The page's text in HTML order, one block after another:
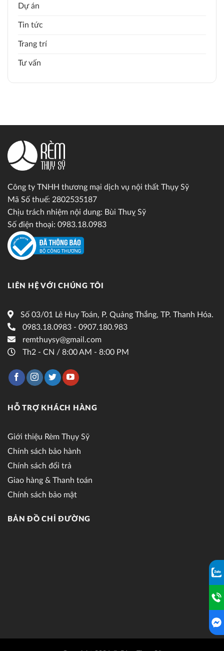
Dự án
Tin tức
Trang trí
Tư vấn
Công ty TNHH thương mại dịch vụ nội thất Thụy Sỹ
Mã Số thuế: 2802535187
Chịu trách nhiệm nội dung: Bùi Thuỵ Sỹ
Số điện thoại: 0983.18.0983
LIÊN HỆ VỚI CHÚNG TÔI
Số 03/01 Lê Huy Toán, P. Quảng Thắng, TP. Thanh Hóa.
0983.18.0983 - 0907.180.983
remthuysy@gmail.com
Th2 - CN / 8:00 AM - 8:00 PM
HỖ TRỢ KHÁCH HÀNG
Giới thiệu Rèm Thụy Sỹ
Chính sách bảo hành
Chính sách đổi trả
Giao hàng & Thanh toán
Chính sách bảo mật
BẢN ĐỒ CHỈ ĐƯỜNG